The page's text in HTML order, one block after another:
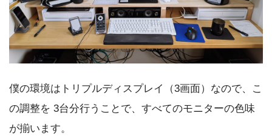
僕の環境はトリプルディスプレイ（3画面）なので、こ
の調整を 3台分行うことで、すべてのモニターの色味
が揃います。